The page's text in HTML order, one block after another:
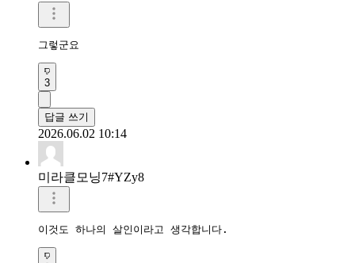
그렇군요
3
답글 쓰기
2026.06.02 10:14
미라클모닝7#YZy8
이것도 하나의 살인이라고 생각합니다.